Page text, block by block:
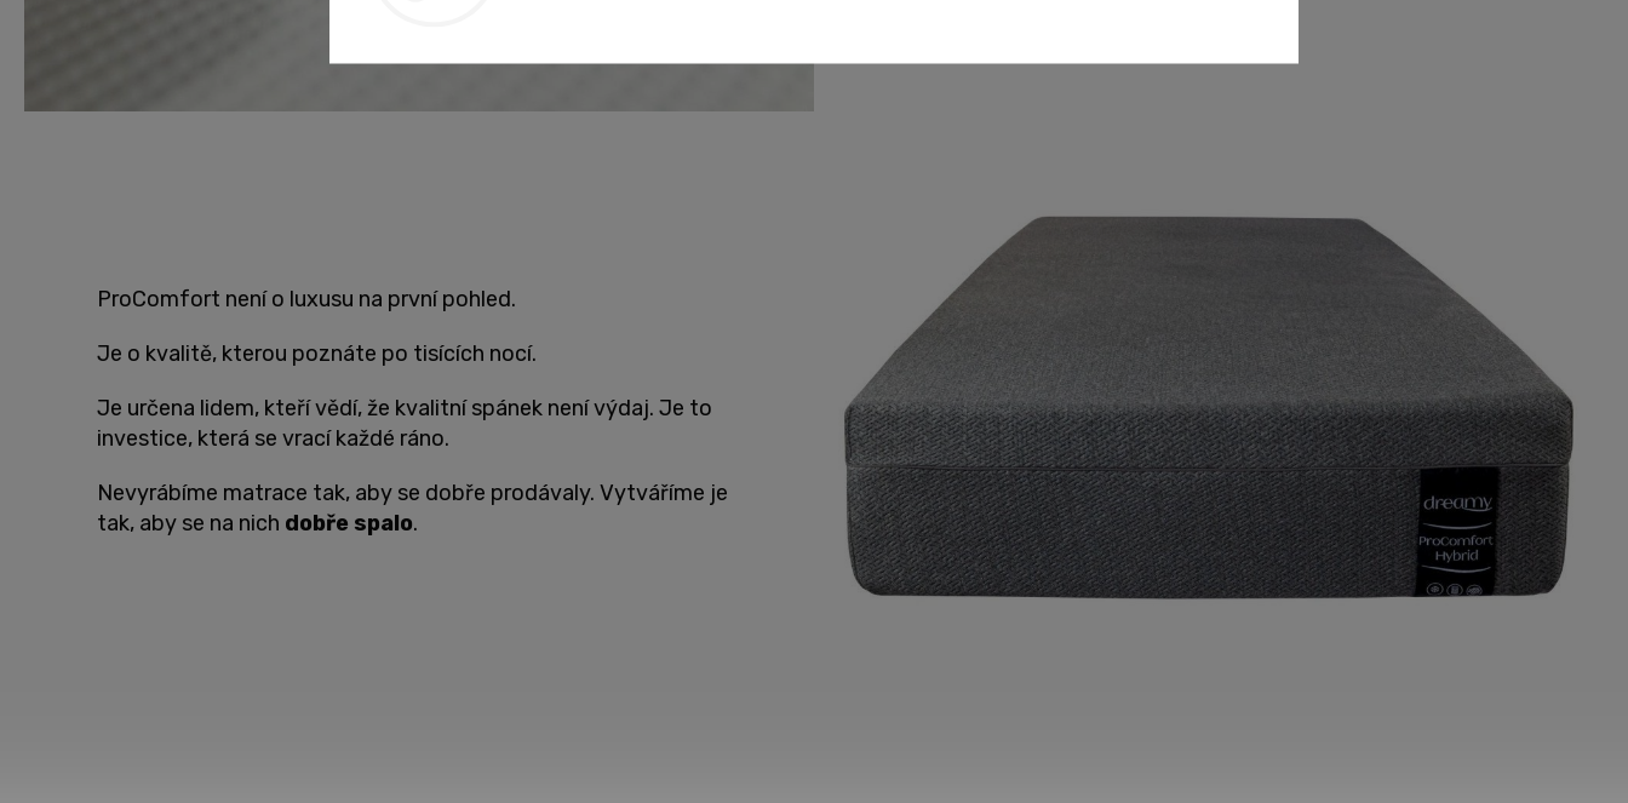
ProComfort není o luxusu na první pohled.
Je o kvalitě, kterou poznáte po tisících nocí.
Je určena lidem, kteří vědí, že kvalitní spánek není výdaj. Je to
investice, která se vrací každé ráno.
Nevyrábíme matrace tak, aby se dobře prodávaly. Vytváříme je
tak, aby se na nich dobře spalo.